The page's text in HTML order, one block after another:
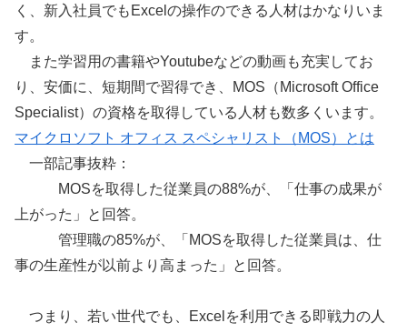
く、新入社員でもExcelの操作のできる人材はかなりいま
す。
また学習用の書籍やYoutubeなどの動画も充実してお
り、安価に、短期間で習得でき、MOS（Microsoft Office
Specialist）の資格を取得している人材も数多くいます。
マイクロソフト オフィス スペシャリスト（MOS）とは
一部記事抜粋：
MOSを取得した従業員の88%が、「仕事の成果が
上がった」と回答。
管理職の85%が、「MOSを取得した従業員は、仕
事の生産性が以前より高まった」と回答。
つまり、若い世代でも、Excelを利用できる即戦力の人